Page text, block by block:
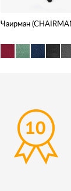
Чаирман